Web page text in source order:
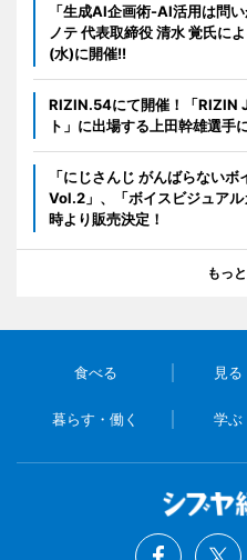
「生成AI企画術-AI活用は問
ノテ 代表取締役 清水 覚氏に
(水)に開催!!
RIZIN.54にて開催！「RIZIN
ト」に出場する上田幹雄選手
「にじさんじ がんばらない
Vol.2」、「ボイスビジュア
時より販売決定！
もっ
食べる 見る
暮らす・働く 学ぶ